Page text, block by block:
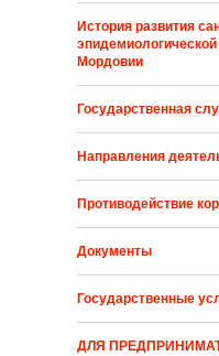
История развития
Мордовии
Государственная
Направления
Противодействие
Документы
Государственные
ДЛЯ